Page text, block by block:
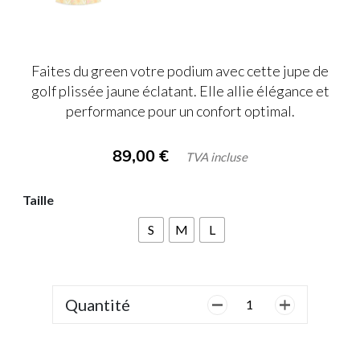
Faites du green votre podium avec cette jupe de
golf plissée jaune éclatant. Elle allie élégance et
performance pour un confort optimal.
89,00 € TVA incluse
Taille
S
M L
Quantité
quantité